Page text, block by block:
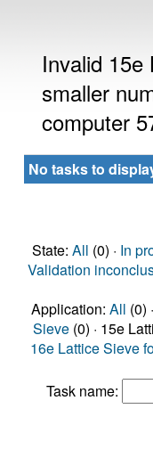
Invalid
smaller
computer
No tasks to
State: All (0) · In
Validation
Application: All (0) ·
Sieve (0) · 15e
16e Lattice Sieve
Task name: